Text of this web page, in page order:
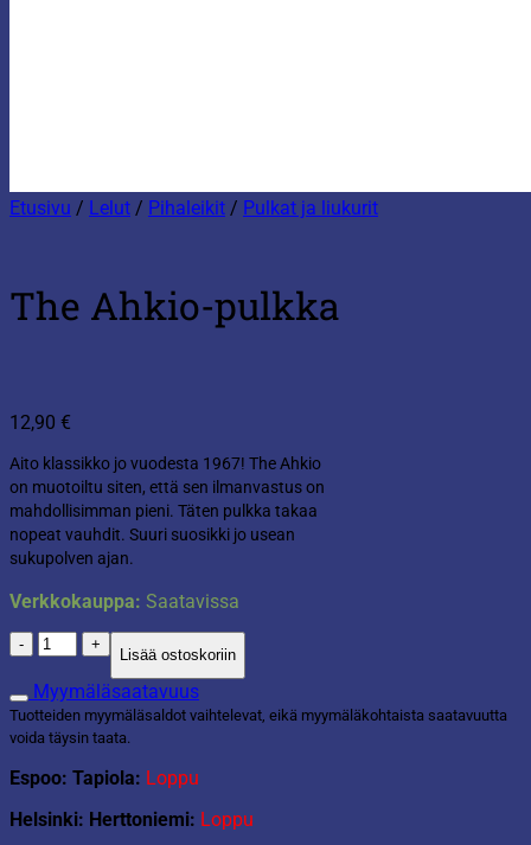
Etusivu / Lelut / Pihaleikit / Pulkat ja liukurit
The Ahkio-pulkka
12,90 €
Aito klassikko jo vuodesta 1967! The Ahkio
on muotoiltu siten, että sen ilmanvastus on
mahdollisimman pieni. Täten pulkka takaa
nopeat vauhdit. Suuri suosikki jo usean
sukupolven ajan.
Verkkokauppa: Saatavissa
The
Ahkio-
pulkka
määrä
Lisää ostoskoriin
Myymäläsaatavuus
Tuotteiden myymäläsaldot vaihtelevat, eikä myymäläkohtaista saatavuutta
voida täysin taata.
Espoo: Tapiola: Loppu
Helsinki: Herttoniemi: Loppu